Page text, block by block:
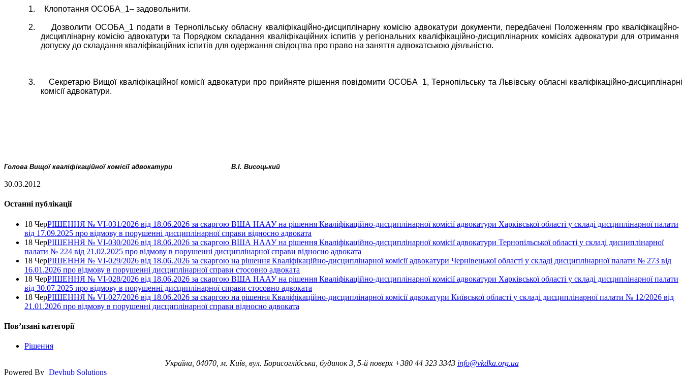
1. Клопотання ОСОБА_1– задовольнити.
2. Дозволити ОСОБА_1 подати в Тернопільську обласну кваліфікаційно-дисциплінарну комісію адвокатури документи, передбачені Положенням про кваліфікаційно-
дисциплінарну комісію адвокатури та Порядком складання кваліфікаційних іспитів у регіональних кваліфікаційно-дисциплінарних комісіях адвокатури для отримання
допуску до складання кваліфікаційних іспитів для одержання свідоцтва про право на заняття адвокатською діяльністю.
3.
Секретарю Вищої кваліфікаційної комісії адвокатури про прийняте рішення повідомити ОСОБА_1, Тернопільську та Львівську обласні кваліфікаційно-дисциплінарні
комісії адвокатури.
Голова Вищої кваліфікаційної комісії адвокатури В.І. Висоцький
30.03.2012
Останні публікації
18 ЧерРІШЕННЯ № VІ-031/2026 від 18.06.2026 за скаргою ВША НААУ на рішення Кваліфікаційно-дисциплінарної комісії адвокатури Харківської області у складі дисциплінарної палати
від 17.09.2025 про відмову в порушенні дисциплінарної справи відносно адвоката
18 ЧерРІШЕННЯ № VІ-030/2026 від 18.06.2026 за скаргою ВША НААУ на рішення Кваліфікаційно-дисциплінарної комісії адвокатури Тернопільської області у складі дисциплінарної
палати № 224 від 21.02.2025 про відмову в порушенні дисциплінарної справи відносно адвоката
18 ЧерРІШЕННЯ № VІ-029/2026 від 18.06.2026 за скаргою на рішення Кваліфікаційно-дисциплінарної комісії адвокатури Чернівецької області у складі дисциплінарної палати № 273 від
16.01.2026 про відмову в порушенні дисциплінарної справи стосовно адвоката
18 ЧерРІШЕННЯ № VІ-028/2026 від 18.06.2026 за скаргою ВША НААУ на рішення Кваліфікаційно-дисциплінарної комісії адвокатури Харківської області у складі дисциплінарної палати
від 30.07.2025 про відмову в порушенні дисциплінарної справи стосовно адвоката
18 ЧерРІШЕННЯ № VІ-027/2026 від 18.06.2026 за скаргою на рішення Кваліфікаційно-дисциплінарної комісії адвокатури Київської області у складі дисциплінарної палати № 12/2026 від
21.01.2026 про відмову в порушенні дисциплінарної справи відносно адвоката
Повʼязані категорії
Рішення
Україна, 04070, м. Київ, вул. Борисоглібська, будинок 3, 5-й поверх +380 44 323 3343 info@vkdka.org.ua
Powered By Devhub Solutions